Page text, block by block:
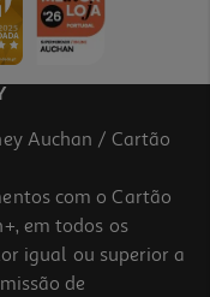
Auchan / Cartão
com o Cartão
em todos os
igual ou superior a
de